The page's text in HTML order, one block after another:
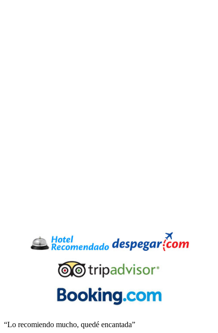
“Lo recomiendo mucho, quedé encantada”